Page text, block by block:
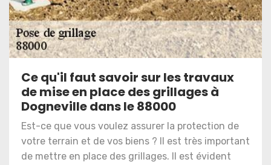
Ce qu'il faut savoir sur les travaux
de mise en place des grillages à
Dogneville dans le 88000
Est-ce que vous voulez assurer la protection de
votre terrain et de vos biens ? Il est très important
de mettre en place des grillages. Il est évident